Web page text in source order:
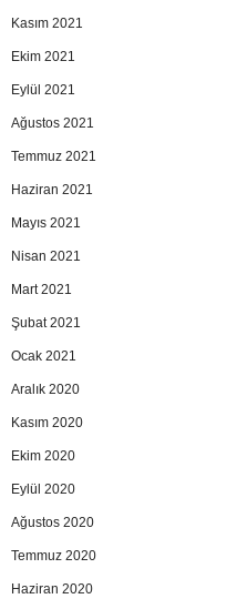
Kasım 2021
Ekim 2021
Eylül 2021
Ağustos 2021
Temmuz 2021
Haziran 2021
Mayıs 2021
Nisan 2021
Mart 2021
Şubat 2021
Ocak 2021
Aralık 2020
Kasım 2020
Ekim 2020
Eylül 2020
Ağustos 2020
Temmuz 2020
Haziran 2020